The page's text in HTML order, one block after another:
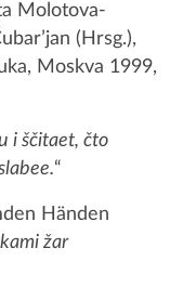
Molotova-
(Hrsg.),
Moskva 1999,
i ščitaet, čto
“
Händen
žar